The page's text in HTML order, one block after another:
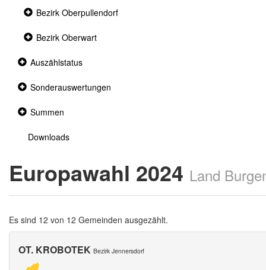
Collapsed
Bezirk Oberpullendorf
Collapsed
Bezirk Oberwart
Collapsed
Auszählstatus
Collapsed
Sonderauswertungen
Collapsed
Summen
Downloads
Europawahl 2024 Land
Es sind 12 von 12 Gemeinden ausgezählt.
OT. KROBOTEK Bezirk Jennersdorf